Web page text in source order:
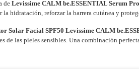
deLevissime CALM be.ESSENTIAL Serum
la hidratación, reforzar la barrera cutánea y
Solar Facial SPF50 Levissime CALM
de las pieles sensibles. Una combinación